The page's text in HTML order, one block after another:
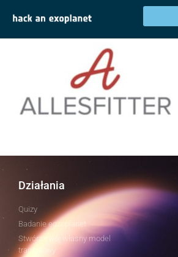
allesfitter
Działania
Quizy
Badanie egzoplanet
Stwórz swój własny model
tranzytowy